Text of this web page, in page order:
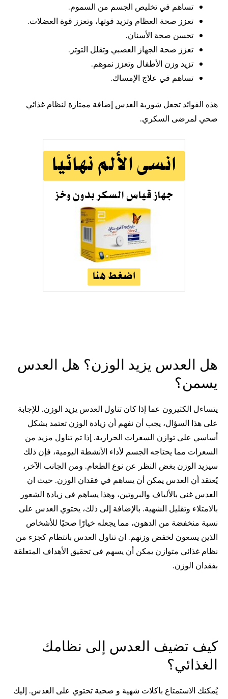
تساهم في تخليص الجسم من السموم.
تعزز صحة العظام وتزيد قوتها، وتعزز قوة العضلات.
تحسن صحة الأسنان.
تعزز صحة الجهاز العصبي وتقلل التوتر.
تزيد وزن الأطفال وتعزز نموهم.
تساهم في علاج الإمساك.
هذه الفوائد تجعل شوربة العدس إضافة ممتازة لنظام غذائي
صحي لمرضى السكري.
هل العدس يزيد الوزن؟ هل العدس
يسمن؟
يتساءل الكثيرون عما إذا كان تناول العدس يزيد الوزن. للإجابة
على هذا السؤال، يجب أن نفهم أن زيادة الوزن تعتمد بشكل
أساسي على توازن السعرات الحرارية. إذا تم تناول مزيد من
السعرات مما يحتاجه الجسم لأداء الأنشطة اليومية، فإن ذلك
سيزيد الوزن بغض النظر عن نوع الطعام. ومن الجانب الآخر،
يُعتقد أن العدس يمكن أن يساهم في فقدان الوزن. حيث ان
العدس غني بالألياف والبروتين، وهذا يساهم في زيادة الشعور
بالامتلاء وتقليل الشهية. بالإضافة إلى ذلك، يحتوي العدس على
نسبة منخفضة من الدهون، مما يجعله خيارًا صحيًا للأشخاص
الذين يسعون لخفض وزنهم. ان تناول العدس بانتظام كجزء من
نظام غذائي متوازن يمكن أن يسهم في تحقيق الأهداف المتعلقة
بفقدان الوزن.
كيف تضيف العدس إلى نظامك
الغذائي؟
يُمكنك الاستمتاع باكلات شهية و صحية تحتوي على العدس. إليك